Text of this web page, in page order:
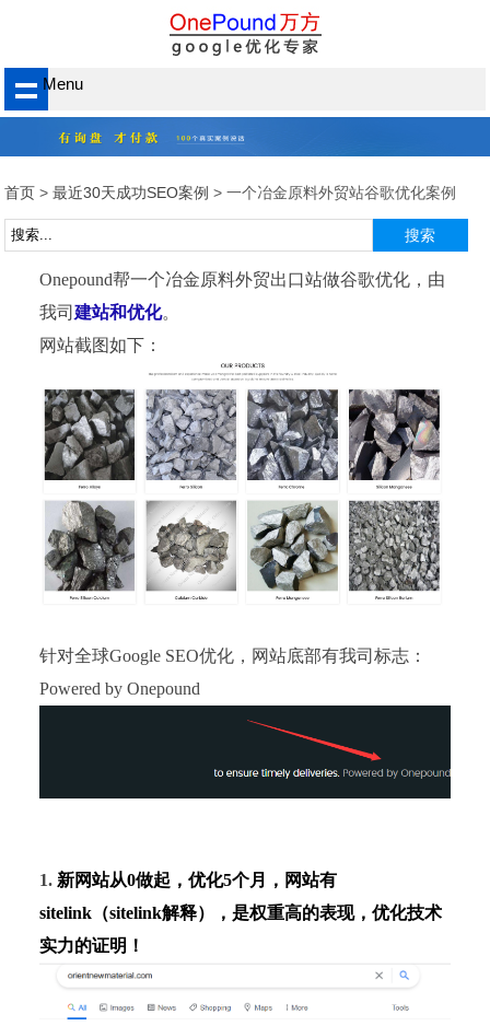
Menu
首页 >最近30天成功SEO案例 > 一个冶金原料外贸站谷歌优化案例
Onepound帮一个冶金原料外贸出口站做谷歌优化， 由
我司 建站和优化。
网站截图如下：
针对全球Google SEO优化， 网站底部有我司标志：
Powered by Onepound
1. 新网站从0做起， 优化5个月， 网站有
sitelink（sitelink解释），是权重高的表现，优化技术
实力的证明！